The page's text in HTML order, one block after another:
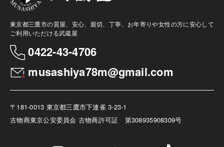
東京都三鷹市の質屋、安心、親切、丁寧、お年寄りや女性の方に安心して
ご利用いただける武蔵屋
0422-43-4706
musashiya78m@gmail.com
〒181-0013 東京都三鷹市下連雀 3-23-1
古物商東京公安委員会 古物商許可証 第308935908309号